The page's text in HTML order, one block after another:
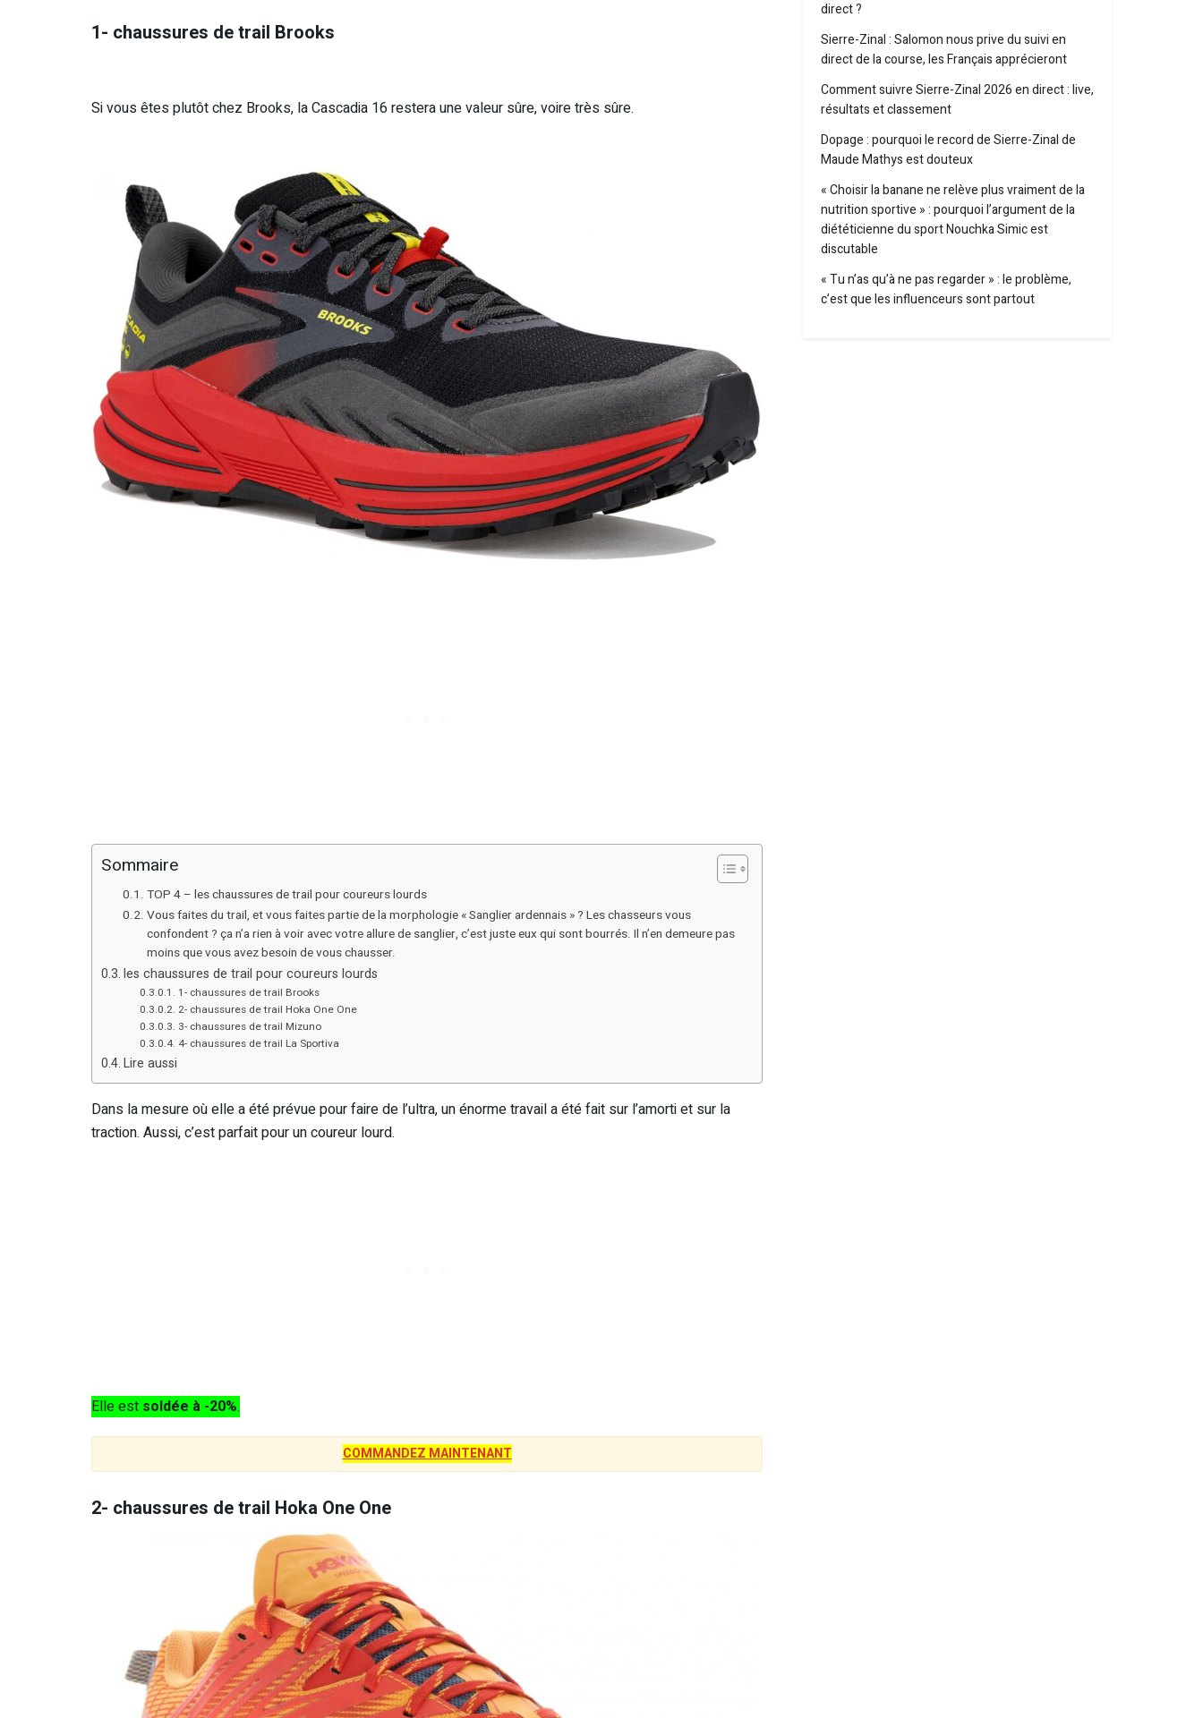
1- chaussures de trail Brooks
Si vous êtes plutôt chez Brooks, la Cascadia 16 restera une valeur sûre, voire très sûre.
Sommaire
TOP 4 – les chaussures de trail pour coureurs lourds
Vous faites du trail, et vous faites partie de la morphologie « Sanglier ardennais » ? Les chasseurs vous
confondent ? ça n’a rien à voir avec votre allure de sanglier, c’est juste eux qui sont bourrés. Il n’en demeure pas
moins que vous avez besoin de vous chausser.
les chaussures de trail pour coureurs lourds
1- chaussures de trail Brooks
2- chaussures de trail Hoka One One
3- chaussures de trail Mizuno
4- chaussures de trail La Sportiva
Lire aussi
Dans la mesure où elle a été prévue pour faire de l’ultra, un énorme travail a été fait sur l’amorti et sur la
traction. Aussi, c’est parfait pour un coureur lourd.
Elle est soldée à -20%.
COMMANDEZ MAINTENANT
2- chaussures de trail Hoka One One
direct ?
Sierre-Zinal : Salomon nous prive du suivi en
direct de la course, les Français apprécieront
Comment suivre Sierre-Zinal 2026 en direct : live,
résultats et classement
Dopage : pourquoi le record de Sierre-Zinal de
Maude Mathys est douteux
« Choisir la banane ne relève plus vraiment de la
nutrition sportive » : pourquoi l’argument de la
diététicienne du sport Nouchka Simic est
discutable
« Tu n’as qu’à ne pas regarder » : le problème,
c’est que les influenceurs sont partout